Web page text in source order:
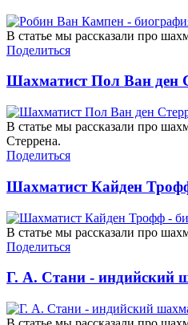
В статье мы рассказали про
Поделиться
Шахматист Пол Ван ден
В статье мы рассказали про
Стеррена.
Поделиться
Шахматист Кайден
В статье мы рассказали про
Поделиться
Г. А. Стани - индийский